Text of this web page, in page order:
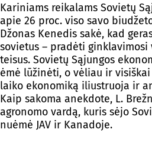
Kariniams reikalams Sovietų
apie 26 proc. viso savo
Džonas Kenedis sakė, kad
sovietus – pradėti ginklavimosi
teisus. Sovietų Sąjungos
ėmė lūžinėti, o vėliau ir
laiko ekonomiką iliustruoja ir
Kaip sakoma anekdote, L.
agronomo vardą, kuris sėjo
nuėmė JAV ir Kanadoje.